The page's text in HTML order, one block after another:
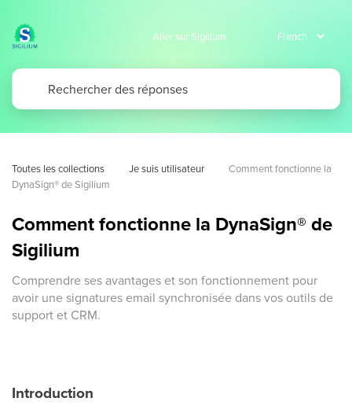
Aller sur Sigilium
Toutes les collections Je suis utilisateur
Comment fonctionne la
DynaSign® de Sigilium
Comment fonctionne la DynaSign® de
Sigilium
Comprendre ses avantages et son fonctionnement pour
avoir une signatures email synchronisée dans vos outils de
support et CRM.
Introduction